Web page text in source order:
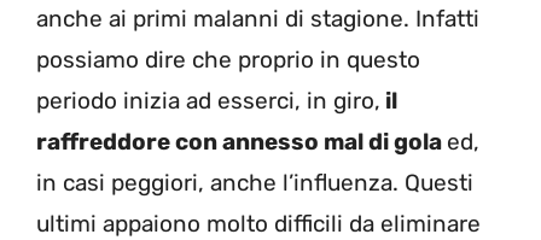
anche ai primi malanni di stagione. Infatti
possiamo dire che proprio in questo
periodo inizia ad esserci, in giro, il
raffreddore con annesso mal di gola ed,
in casi peggiori, anche l’influenza. Questi
ultimi appaiono molto difficili da eliminare